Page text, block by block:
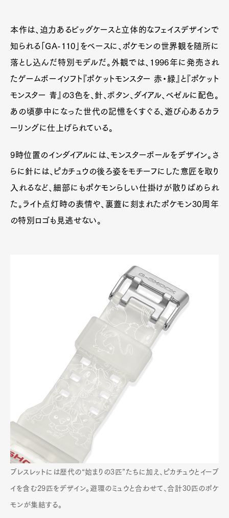
本作は、迫力あるビッグケースと立体的なフェイスデザインで
知られる「GA-110」をベースに、ポケモンの世界観を随所に
落とし込んだ特別モデルだ。外観では、1996年に発売され
たゲームボーイソフト『ポケットモンスター 赤・緑』と『ポケット
モンスター 青』の3色を、針、ボタン、ダイアル、ベゼルに配色。
あの頃夢中になった世代の記憶をくすぐる、遊び心あるカラ
ーリングに仕上げられている。
9時位置のインダイアルには、モンスターボールをデザイン。さ
らに針には、ピカチュウの後ろ姿をモチーフにした意匠を取り
入れるなど、細部にもポケモンらしい仕掛けが散りばめられ
た。ライト点灯時の表情や、裏蓋に刻まれたポケモン30周年
の特別ロゴも見逃せない。
ブレスレットには歴代の“始まりの3匹”たちに加え、ピカチュウとイーブ
イを含む29匹をデザイン。遊環のミュウと合わせて、合計30匹のポケ
モンが集結する。